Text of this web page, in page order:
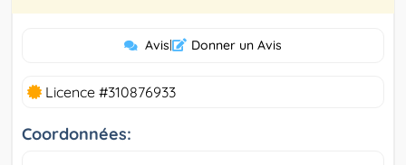
Avis| Donner un Avis
Licence #310876933
Coordonnées: